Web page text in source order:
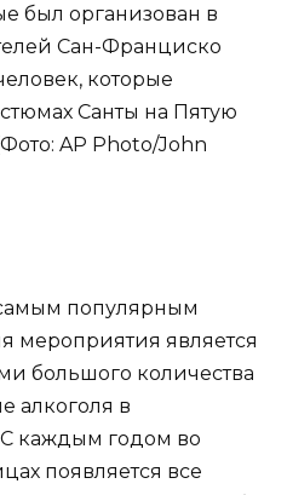
был организован в
Сан-Франциско
которые
Санты на Пятую
AP Photo/John
популярным
мероприятия является
большого количества
алкоголя в
С каждым годом во
появляется все